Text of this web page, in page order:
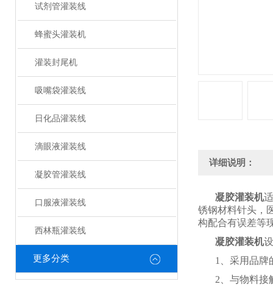
试剂管灌装线
蜂蜜头灌装机
灌装封尾机
吸嘴袋灌装线
日化品灌装线
滴眼液灌装线
凝胶管灌装线
口服液灌装线
西林瓶灌装线
更多分类
详细说明：
凝胶灌装机
锈钢材料针头，
构配合有误差等
凝胶灌装机
1、采用品牌
2、与物料接